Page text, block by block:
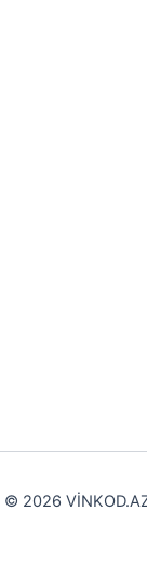
© 2026